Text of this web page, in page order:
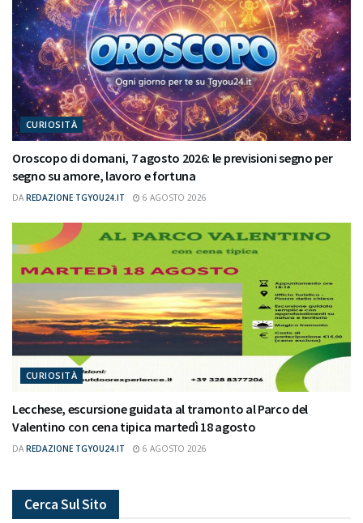
CURIOSITÀ
Oroscopo di domani, 7 agosto 2026: le previsioni segno per
segno su amore, lavoro e fortuna
DA REDAZIONE TGYOU24.IT 6 AGOSTO 2026
CURIOSITÀ
Lecchese, escursione guidata al tramonto al Parco del
Valentino con cena tipica martedì 18 agosto
DA REDAZIONE TGYOU24.IT 6 AGOSTO 2026
Cerca Sul Sito